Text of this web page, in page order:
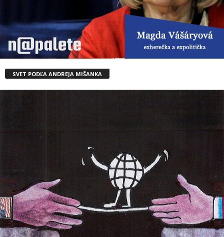
SVET PODĽA ANDREJA MIŠANKA